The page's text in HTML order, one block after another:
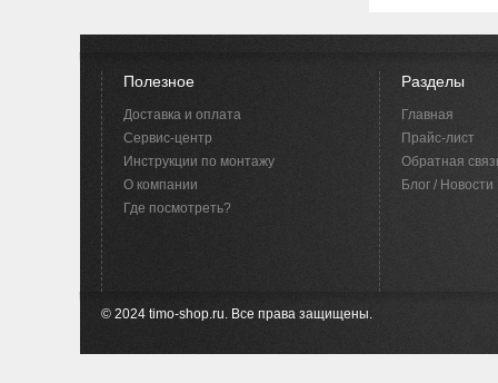
Полезное
Доставка и оплата
Сервис-центр
Инструкции по монтажу
O компании
Где посмотреть?
Разделы
Главная
Прайс-лист
Обратная
Блог / Новости
© 2024 timo-shop.ru. Все права защищены.